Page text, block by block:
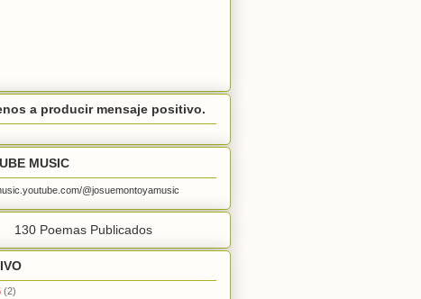
a producir mensaje positivo.
MUSIC
@josuemontoyamusic
130 Poemas Publicados
(2)